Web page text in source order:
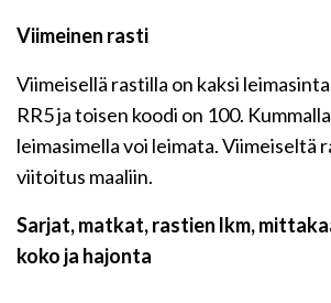
Viimeinen rasti
Viimeisellä rastilla on kaksi
RR5 ja toisen koodi on 100.
leimasimella voi leimata. Viimeiseltä
viitoitus maaliin.
Sarjat, matkat, rastien lkm,
koko ja hajonta